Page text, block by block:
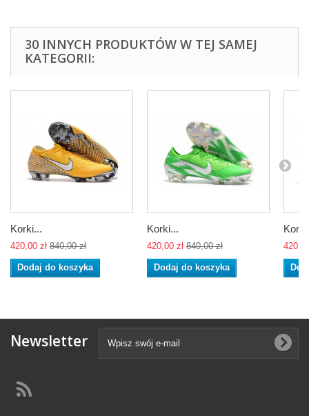
30 INNYCH PRODUKTÓW W TEJ SAMEJ
KATEGORII:
Korki...
420,00 zł 840,00 zł
Dodaj do koszyka
Korki...
420,00 zł 840,00 zł
Dodaj do koszyka
Newsletter